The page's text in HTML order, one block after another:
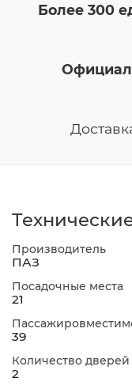
Более 300
Производитель
ПАЗ
Посадочные места
21
39
Количество дверей
2